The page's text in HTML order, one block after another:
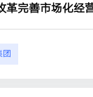
革完善市场化经
团